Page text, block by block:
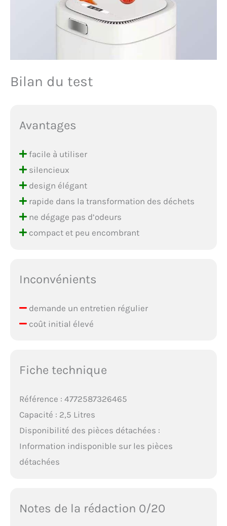
Bilan du test
Avantages
facile à utiliser
silencieux
design élégant
rapide dans la transformation des déchets
ne dégage pas d’odeurs
compact et peu encombrant
Inconvénients
demande un entretien régulier
coût initial élevé
Fiche technique
Référence : 4772587326465
Capacité : 2,5 Litres
Disponibilité des pièces détachées :
Information indisponible sur les pièces
détachées
Notes de la rédaction 0/20